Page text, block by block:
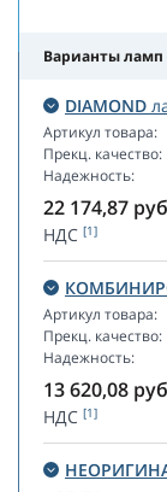
Варианты ламп
DIAMOND
Артикул товара:
Прекц. качество:
Надежность:
22 174,87
НДС [1]
Артикул товара:
Прекц. качество:
Надежность:
13 620,08
НДС [1]